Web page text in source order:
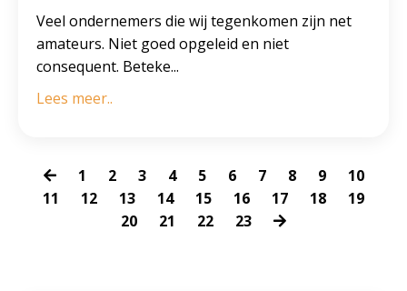
Veel ondernemers die wij tegenkomen zijn net
amateurs. Niet goed opgeleid en niet
consequent. Beteke...
Lees meer..
1 2 3 4 5 6 7 8 9
10
11
12 13 14 15 16 17 18
19
20
21 22 23